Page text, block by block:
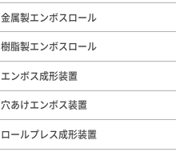
金属製エンボスロール
樹脂製エンボスロール
エンボス成形装置
穴あけエンボス装置
ロールプレス成形装置